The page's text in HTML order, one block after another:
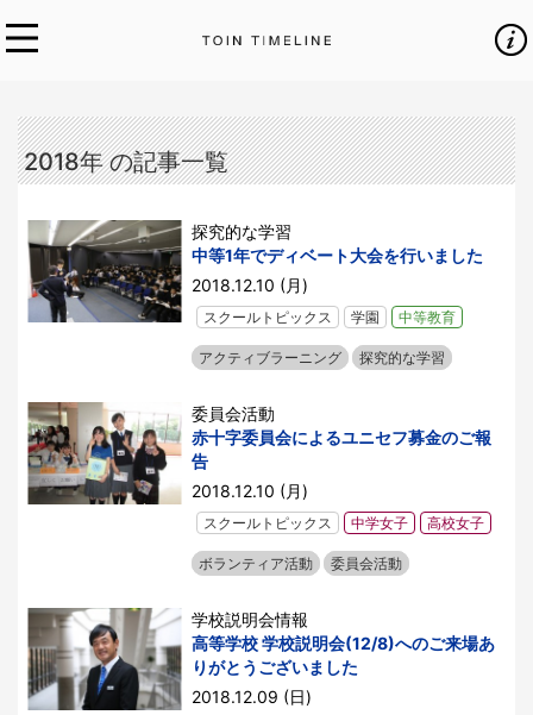
2018年 の記事一覧
探究的な学習
中等1年でディベート大会を行いました
2018.12.10 (月)
スクールトピックス 学園 中等教育
アクティブラーニング 探究的な学習
委員会活動
赤十字委員会によるユニセフ募金のご報
告
2018.12.10 (月)
スクールトピックス 中学女子 高校女子
ボランティア活動 委員会活動
学校説明会情報
高等学校 学校説明会(12/8)へのご来場あ
りがとうございました
2018.12.09 (日)